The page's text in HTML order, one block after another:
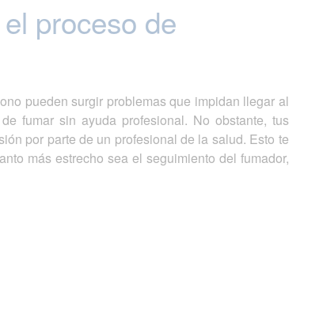
proceso de
pueden surgir problemas que impidan llegar al
fumar sin ayuda profesional. No obstante, tus
por parte de un profesional de la salud. Esto te
más estrecho sea el seguimiento del fumador,